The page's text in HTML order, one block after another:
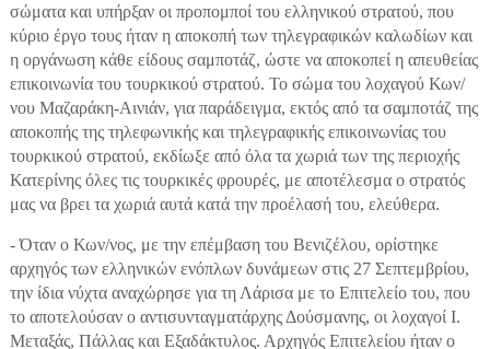
σώματα και υπήρξαν οι προπομποί του ελληνικού στρατού, που
κύριο έργο τους ήταν η αποκοπή των τηλεγραφικών καλωδίων και
η οργάνωση κάθε είδους σαμποτάζ, ώστε να αποκοπεί η απευθείας
επικοινωνία του τουρκικού στρατού. Το σώμα του λοχαγού Κων/
νου Μαζαράκη-Αινιάν, για παράδειγμα, εκτός από τα σαμποτάζ της
αποκοπής της τηλεφωνικής και τηλεγραφικής επικοινωνίας του
τουρκικού στρατού, εκδίωξε από όλα τα χωριά των της περιοχής
Κατερίνης όλες τις τουρκικές φρουρές, με αποτέλεσμα ο στρατός
μας να βρει τα χωριά αυτά κατά την προέλασή του, ελεύθερα.
- Όταν ο Κων/νος, με την επέμβαση του Βενιζέλου, ορίστηκε
αρχηγός των ελληνικών ενόπλων δυνάμεων στις 27 Σεπτεμβρίου,
την ίδια νύχτα αναχώρησε για τη Λάρισα με το Επιτελείο του, που
το αποτελούσαν ο αντισυνταγματάρχης Δούσμανης, οι λοχαγοί Ι.
Μεταξάς, Πάλλας και Εξαδάκτυλος. Αρχηγός Επιτελείου ήταν ο